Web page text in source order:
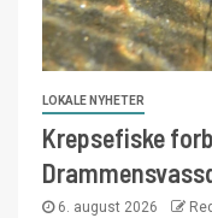
LOKALE NYHETER
Krepsefiske
6. august 2026